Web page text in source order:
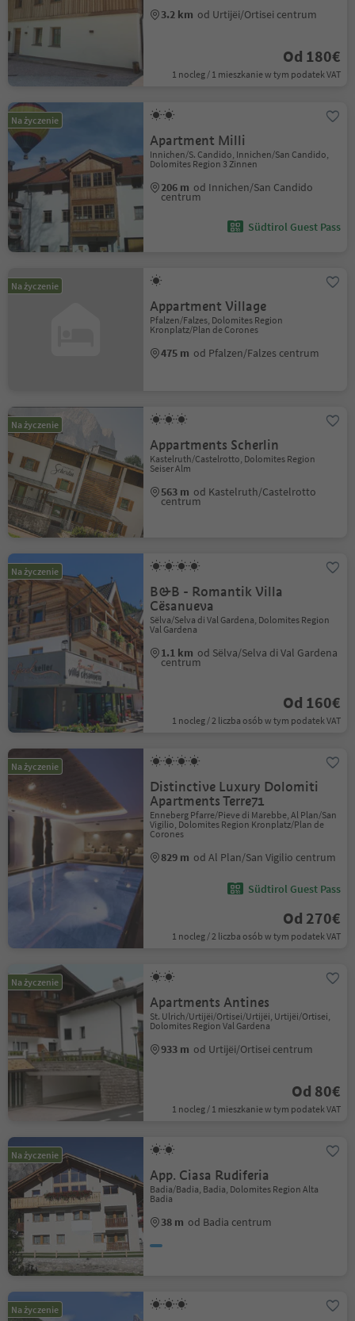
3.2 km od Urtijëi/Ortisei centrum
Od 180€
1 nocleg / 1 mieszkanie w tym podatek VAT
Na życzenie
Apartment Milli
Innichen/S. Candido, Innichen/San Candido,
Dolomites Region 3 Zinnen
206 m od Innichen/San Candido
centrum
Südtirol Guest Pass
Na życzenie
Appartment Village
Pfalzen/Falzes, Dolomites Region
Kronplatz/Plan de Corones
475 m od Pfalzen/Falzes centrum
Na życzenie
Appartments Scherlin
Kastelruth/Castelrotto, Dolomites Region
Seiser Alm
563 m od Kastelruth/Castelrotto
centrum
Na życzenie
B&B - Romantik Villa
Cësanueva
Sëlva/Selva di Val Gardena, Dolomites Region
Val Gardena
1.1 km od Sëlva/Selva di Val Gardena
centrum
Od 160€
1 nocleg / 2 liczba osób w tym podatek VAT
Na życzenie
Distinctive Luxury Dolomiti
Apartments Terre71
Enneberg Pfarre/Pieve di Marebbe, Al Plan/San
Vigilio, Dolomites Region Kronplatz/Plan de
Corones
829 m od Al Plan/San Vigilio centrum
Südtirol Guest Pass
Od 270€
1 nocleg / 2 liczba osób w tym podatek VAT
Na życzenie
Apartments Antines
St. Ulrich/Urtijëi/Ortisei/Urtijëi, Urtijëi/Ortisei,
Dolomites Region Val Gardena
933 m od Urtijëi/Ortisei centrum
Od 80€
1 nocleg / 1 mieszkanie w tym podatek VAT
Na życzenie
App. Ciasa Rudiferia
Badia/Badia, Badia, Dolomites Region Alta
Badia
38 m od Badia centrum
Na życzenie